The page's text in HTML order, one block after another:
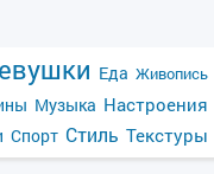
Еда Живопись
Музыка Настроения
Спорт Стиль Текстуры